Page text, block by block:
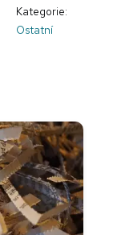
Kategorie:
Ostatní